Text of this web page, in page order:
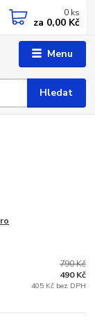
Menu
Hledat
0 ks
za 0,00 Kč
790 Kč
490 Kč
405 Kč bez DPH